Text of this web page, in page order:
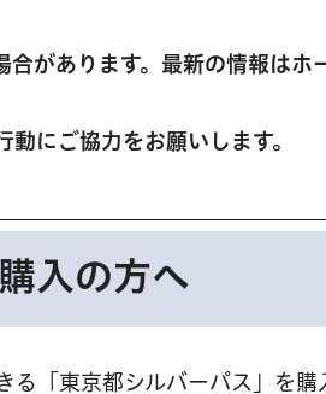
があります。最新の情報はホ
にご協力をお願いします。
入の方へ
る「東京都シルバーパス」を購